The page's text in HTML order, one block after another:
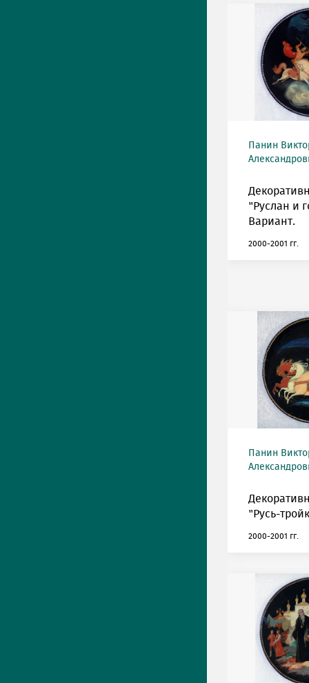
Панин
"Руслан и
Вариант.
2000-2001 гг.
Панин
"Русь-
2000-2001 гг.